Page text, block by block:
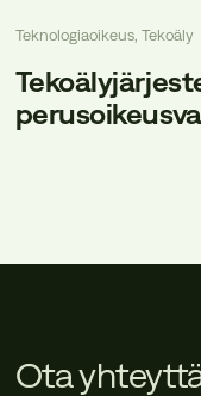
Teknologiaoikeus, Tekoäly
Ota